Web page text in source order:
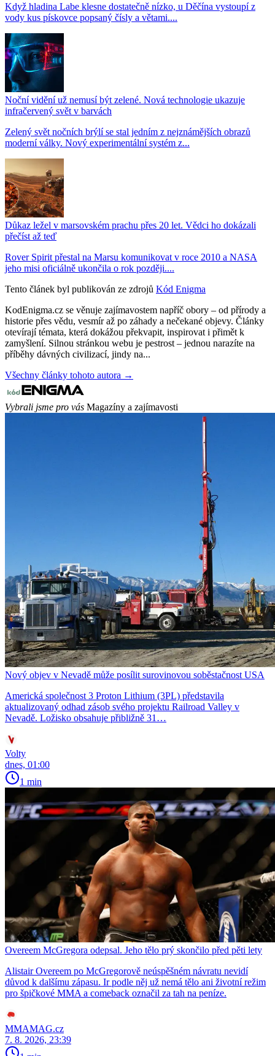
Když hladina Labe klesne dostatečně nízko, u Děčína vystoupí z
vody kus pískovce popsaný čísly a větami....
Noční vidění už nemusí být zelené. Nová technologie ukazuje
infračervený svět v barvách
Zelený svět nočních brýlí se stal jedním z nejznámějších obrazů
moderní války. Nový experimentální systém z...
Důkaz ležel v marsovském prachu přes 20 let. Vědci ho dokázali
přečíst až teď
Rover Spirit přestal na Marsu komunikovat v roce 2010 a NASA
jeho misi oficiálně ukončila o rok později....
Tento článek byl publikován ze zdrojů Kód Enigma
KodEnigma.cz se věnuje zajímavostem napříč obory – od přírody a
historie přes vědu, vesmír až po záhady a nečekané objevy. Články
otevírají témata, která dokážou překvapit, inspirovat i přimět k
zamyšlení. Silnou stránkou webu je pestrost – jednou narazíte na
příběhy dávných civilizací, jindy na...
Všechny články tohoto autora →
Vybrali jsme pro vás Magazíny a zajímavosti
Nový objev v Nevadě může posílit surovinovou soběstačnost USA
Americká společnost 3 Proton Lithium (3PL) představila
aktualizovaný odhad zásob svého projektu Railroad Valley v
Nevadě. Ložisko obsahuje přibližně 31…
Volty
dnes, 01:00
1 min
Overeem McGregora odepsal. Jeho tělo prý skončilo před pěti lety
Alistair Overeem po McGregorově neúspěšném návratu nevidí
důvod k dalšímu zápasu. Ir podle něj už nemá tělo ani životní režim
pro špičkové MMA a comeback označil za tah na peníze.
MMAMAG.cz
7. 8. 2026, 23:39